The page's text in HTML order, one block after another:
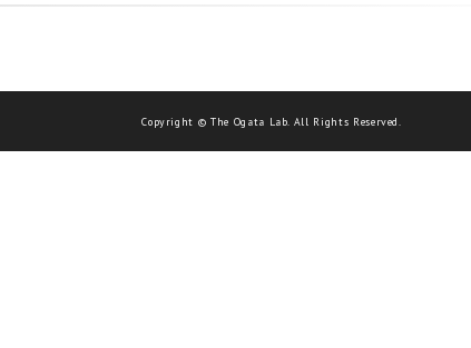
Copyright © The Ogata Lab. All Rights Reserved.